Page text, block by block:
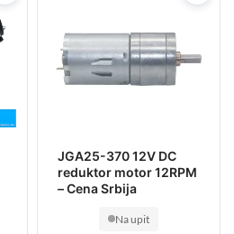
JGA25-370 12V DC
reduktor motor 12RPM
– Cena Srbija
Na upit